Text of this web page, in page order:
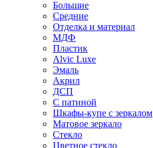
Большие
Средние
Отделка и материал
МДФ
Пластик
Alvic Luxe
Эмаль
Акрил
ДСП
С патиной
Шкафы-купе с зеркалом
Матовое зеркало
Стекло
Цветное стекло